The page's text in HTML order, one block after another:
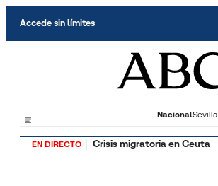
Accede sin límites
NacionalSevilla
EN DIRECTO Crisis migratoria en Ceuta